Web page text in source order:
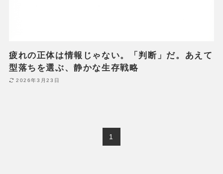
疲れの正体は情報じゃない。「判断」だ。あえて
型落ちを選ぶ、静かな生存戦略
2026年3月23日
1